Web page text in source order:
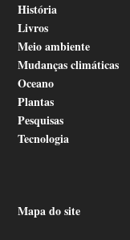
História
Livros
Meio ambiente
Mudanças climáticas
Oceano
Plantas
Pesquisas
Tecnologia
Mapa do site